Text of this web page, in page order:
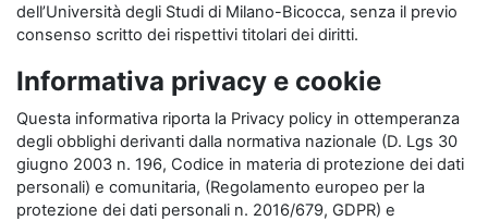
dell’Università degli Studi di Milano-Bicocca, senza il previo
consenso scritto dei rispettivi titolari dei diritti.
Informativa privacy e cookie
Questa informativa riporta la Privacy policy in ottemperanza
degli obblighi derivanti dalla normativa nazionale (D. Lgs 30
giugno 2003 n. 196, Codice in materia di protezione dei dati
personali) e comunitaria, (Regolamento europeo per la
protezione dei dati personali n. 2016/679, GDPR) e